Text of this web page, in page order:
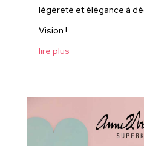
légèreté et élégance à
Vision !
lire plus